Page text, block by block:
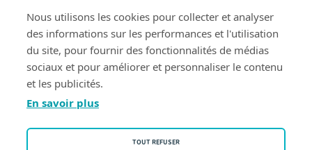
TROUVER UN NOTAIRE
Conditions d'utilisation
Nous utilisons les cookies pour collecter et analyser
des informations sur les performances et l'utilisation
du site, pour fournir des fonctionnalités de médias
sociaux et pour améliorer et personnaliser le contenu
et les publicités.
En savoir plus
TOUT REFUSER